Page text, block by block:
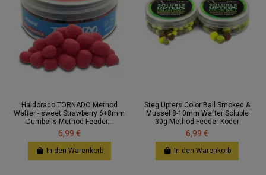
Haldorado TORNADO Method
Wafter - sweet Strawberry 6+8mm
Dumbells Method Feeder...
6,99 €
In den Warenkorb
Steg Upters Color Ball Smoked &
Mussel 8-10mm Wafter Soluble
30g Method Feeder Köder
6,99 €
In den Warenkorb